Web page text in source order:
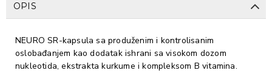
OPIS
NEURO SR-kapsula sa produženim i kontrolisanim
oslobađanjem kao dodatak ishrani sa visokom dozom
nukleotida, ekstrakta kurkume i kompleksom B vitamina.